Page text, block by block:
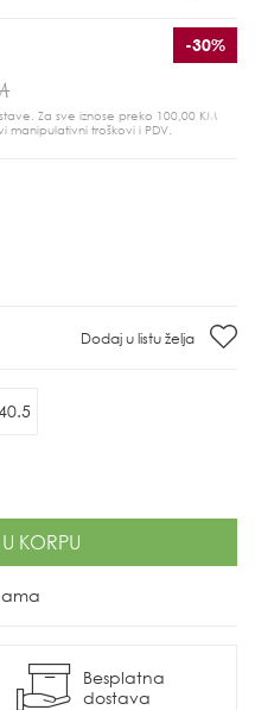
-30%
Za sve iznose preko 100,00 KM
manipulativni troškovi i PDV.
Dodaj u listu želja
U KORPU
Besplatna
dostava